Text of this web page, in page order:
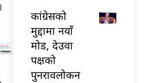
कांग्रेसको
मुद्दामा नयाँ
मोड, देउवा
पक्षको
पुनरावलोकन